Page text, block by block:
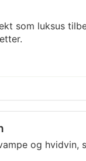
som luksus
og hvidvin,